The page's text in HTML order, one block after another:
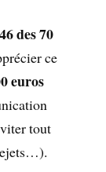
des 70
ce
euros
tout